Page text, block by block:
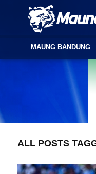
MAUNG BANDUNG
ALL POSTS